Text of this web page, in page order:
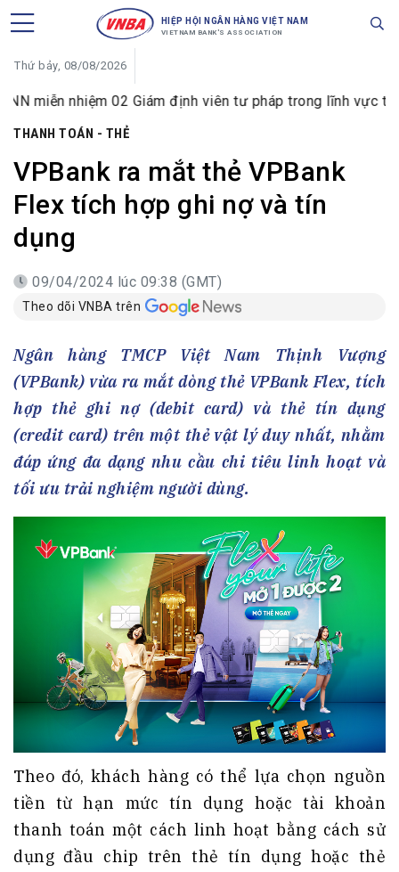
HIỆP HỘI NGÂN HÀNG VIỆT NAM
VIETNAM BANK'S ASSOCIATION
Thứ bảy, 08/08/2026
nhiệm 02 Giám định viên tư pháp trong lĩnh vực tiền tệ và
THANH TOÁN - THẺ
VPBank ra mắt thẻ VPBank
Flex tích hợp ghi nợ và tín
dụng
09/04/2024 lúc 09:38 (GMT)
Theo dõi VNBA trên
Ngân hàng TMCP Việt Nam Thịnh Vượng
(VPBank) vừa ra mắt dòng thẻ VPBank Flex, tích
hợp thẻ ghi nợ (debit card) và thẻ tín dụng
(credit card) trên một thẻ vật lý duy nhất, nhằm
đáp ứng đa dạng nhu cầu chi tiêu linh hoạt và
tối ưu trải nghiệm người dùng.
Theo đó, khách hàng có thể lựa chọn nguồn
tiền từ hạn mức tín dụng hoặc tài khoản
thanh toán một cách linh hoạt bằng cách sử
dụng đầu chip trên thẻ tín dụng hoặc thẻ